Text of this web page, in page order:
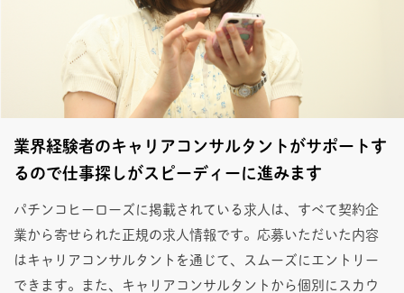
業界経験者のキャリアコンサルタントがサポートす
るので仕事探しがスピーディーに進みます
パチンコヒーローズに掲載されている求人は、すべて契約企
業から寄せられた正規の求人情報です。応募いただいた内容
はキャリアコンサルタントを通じて、スムーズにエントリー
できます。また、キャリアコンサルタントから個別にスカウ